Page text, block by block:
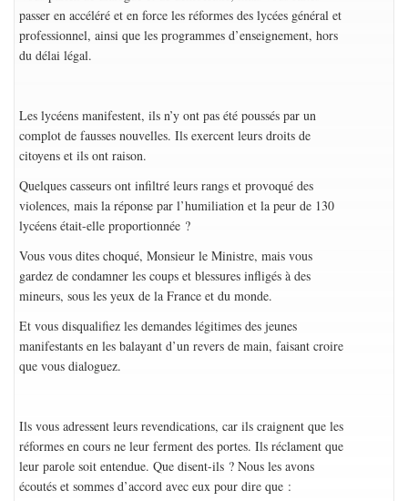
passer en accéléré et en force les réformes des lycées général et
professionnel, ainsi que les programmes d’enseignement, hors
du délai légal.
Les lycéens manifestent, ils n’y ont pas été poussés par un
complot de fausses nouvelles. Ils exercent leurs droits de
citoyens et ils ont raison.
Quelques casseurs ont infiltré leurs rangs et provoqué des
violences, mais la réponse par l’humiliation et la peur de 130
lycéens était-elle proportionnée ?
Vous vous dites choqué, Monsieur le Ministre, mais vous
gardez de condamner les coups et blessures infligés à des
mineurs, sous les yeux de la France et du monde.
Et vous disqualifiez les demandes légitimes des jeunes
manifestants en les balayant d’un revers de main, faisant croire
que vous dialoguez.
Ils vous adressent leurs revendications, car ils craignent que les
réformes en cours ne leur ferment des portes. Ils réclament que
leur parole soit entendue. Que disent-ils ? Nous les avons
écoutés et sommes d’accord avec eux pour dire que :